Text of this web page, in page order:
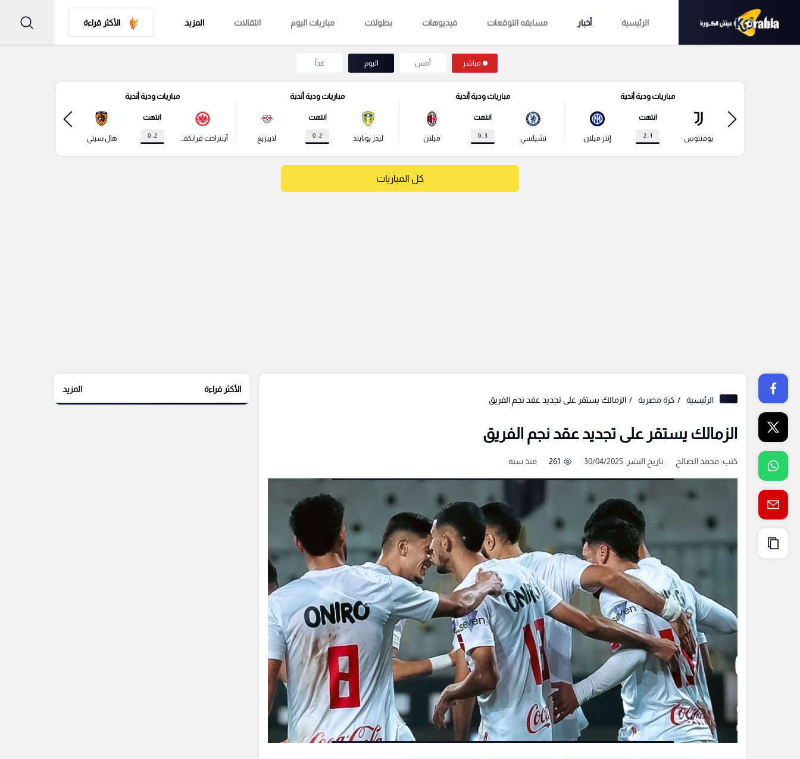
الرئيسية أخبار مسابقه التوقعات فيديوهات بطولات مباريات اليوم انتقالات المزيد الأكثر قراءة
مباشر أمس اليوم غداً
مباريات ودية أندية
يوفنتوس
انتهت
1 : 2 إنتر ميلان
مباريات ودية أندية
تشيلسي
انتهت
3 : 0 ميلان
مباريات ودية أندية
ليدز يونايتد
انتهت
2 : 0 لايبزيغ
مباريات ودية أندية
آينتراخت فرانكفورت
انتهت
2 : 0 هال سيتي
كل المباريات
الرئيسية كرة مصرية الزمالك يستقر على تجديد عقد نجم الفريق
الزمالك يستقر على تجديد عقد نجم الفريق
كتب:محمد الصالح تاريخ النشر: 30/04/2025 261 منذ سنة
الأكثر قراءة المزيد